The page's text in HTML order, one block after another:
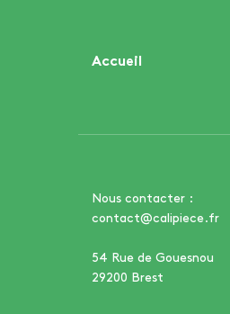
Accueil
Nous contacter :
contact@calipiece.fr
54 Rue de Gouesnou
29200 Brest